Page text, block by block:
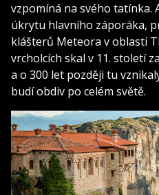
vzpomíná na svého tatínka.
úkrytu hlavního záporáka,
klášterů Meteora v oblasti
vrcholcích skal v 11. století
a o 300 let později tu
budí obdiv po celém světě.